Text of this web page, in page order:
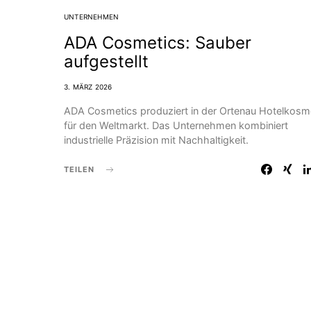
UNTERNEHMEN
ADA Cosmetics: Sauber
aufgestellt
3. MÄRZ 2026
ADA Cosmetics produziert in der Ortenau
für den Weltmarkt. Das Unternehmen kombiniert
industrielle Präzision mit Nachhaltigkeit.
TEILEN